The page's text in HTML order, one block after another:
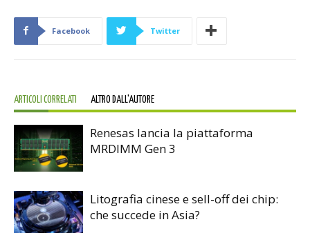
Facebook Twitter
ARTICOLI CORRELATI ALTRO DALL'AUTORE
Renesas lancia la piattaforma
MRDIMM Gen 3
Litografia cinese e sell-off dei chip:
che succede in Asia?